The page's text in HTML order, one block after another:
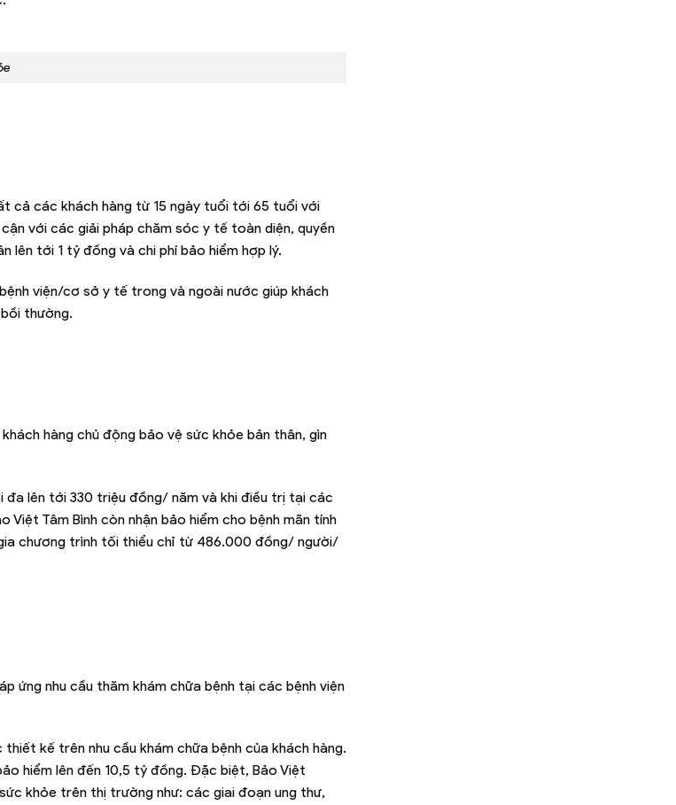
cả các khách hàng từ 15 ngày tuổi tới 65 tuổi với
với các giải pháp chăm sóc y tế toàn diện, quyền
lên tới 1 tỷ đồng và chi phí bảo hiểm hợp lý.
viện/cơ sở y tế trong và ngoài nước giúp khách
thường.
hàng chủ động bảo vệ sức khỏe bản thân, gìn
đa lên tới 330 triệu đồng/ năm và khi điều trị tại các
Tâm Bình còn nhận bảo hiểm cho bệnh mãn tính
chương trình tối thiểu chỉ từ 486.000 đồng/ người/
ứng nhu cầu thăm khám chữa bệnh tại các bệnh viện
kế trên nhu cầu khám chữa bệnh của khách hàng.
hiểm lên đến 10,5 tỷ đồng. Đặc biệt, Bảo Việt
khỏe trên thị trường như: các giai đoạn ung thư,